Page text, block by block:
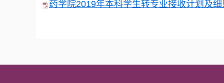
药学院2019年本科学生转专业接收计划及